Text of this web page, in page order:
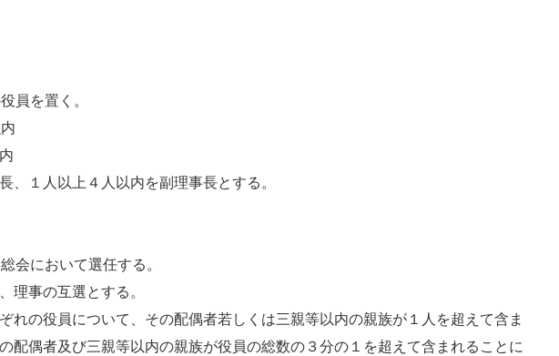
員を置く。
１人以上４人以内を副理事長とする。
において選任する。
事の互選とする。
れの役員について、その配偶者若しくは三親等以内の親族が１人を超えて含ま
配偶者及び三親等以内の親族が役員の総数の３分の１を超えて含まれることに